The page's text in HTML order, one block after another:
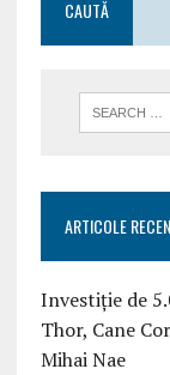
CAUTĂ
ARTICOLE
Investiție de
Thor, Cane
Mihai Nae